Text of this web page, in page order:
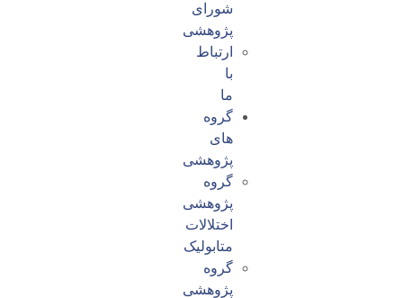
شورای
پژوهشی
ارتباط
با
ما
گروه
های
پژوهشی
گروه
پژوهشی
اختلالات
متابولیک
گروه
پژوهشی